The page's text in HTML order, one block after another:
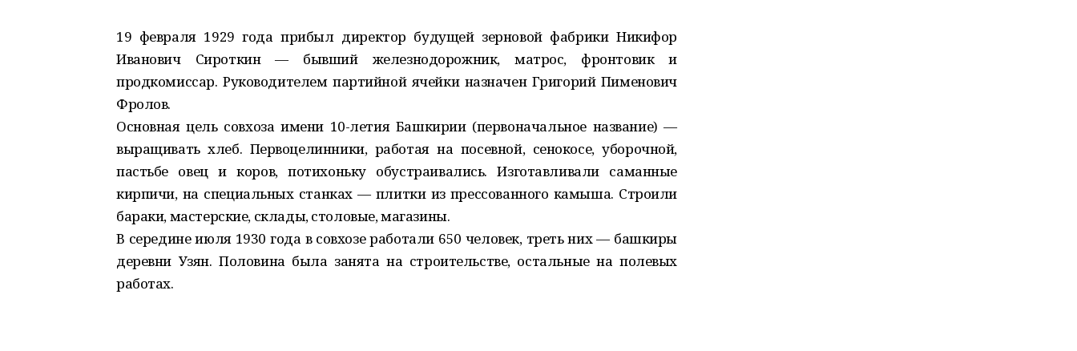
19 февраля 1929 года прибыл директор будущей зерновой фабрики Никифор
Иванович Сироткин — бывший железнодорожник, матрос, фронтовик и
продкомиссар. Руководителем партийной ячейки назначен Григорий Пименович
Фролов.
Основная цель совхоза имени 10-летия Башкирии (первоначальное название) —
выращивать хлеб. Первоцелинники, работая на посевной, сенокосе, уборочной,
пастьбе овец и коров, потихоньку обустраивались. Изготавливали саманные
кирпичи, на специальных станках — плитки из прессованного камыша. Строили
бараки, мастерские, склады, столовые, магазины.
В середине июля 1930 года в совхозе работали 650 человек, треть них — башкиры
деревни Узян. Половина была занята на строительстве, остальные на полевых
работах.